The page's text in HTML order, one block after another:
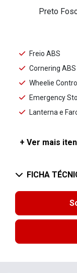
Preto
Freio ABS
Cornering ABS
Wheelie Control
Emergency
Lanterna e
+ Ver mais
FICHA